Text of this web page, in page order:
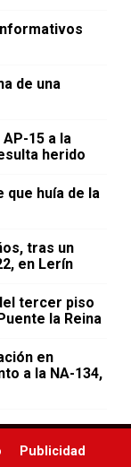
de una
15 a la
herido
huía de la
tras un
en Lerín
tercer piso
la Reina
en
a la NA-134,
Publicidad